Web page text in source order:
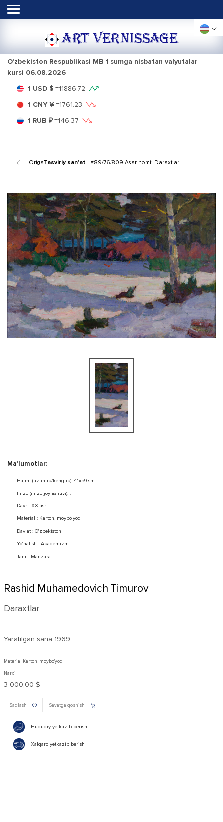
ART VERNISSAGE
O'zbekiston Respublikasi MB 1 sumga nisbatan valyutalar
kursi 06.08.2026
1 USD $ =11886.72
1 CNY ¥ =1761.23
1 RUB ₽=146.37
OrtgaTasviriy san'at | #89/76/809 Asar nomi: Daraxtlar
Ma'lumotlar:
Hajmi (uzunlik/kenglik): 41x59 sm
Imzo (imzo joylashuvi): .
Davr : XX asr
Material : Karton, moybo'yoq
Davlat : O'zbekiston
Yo'nalish : Akademizm
Janr : Manzara
Rashid Muhamedovich Timurov
Daraxtlar
Yaratilgan sana 1969
Material Karton, moybo'yoq
Narxi
3 000,00 $
Saqlash Savatga qo'shish
Hududiy yetkazib berish
Xalqaro yetkazib berish